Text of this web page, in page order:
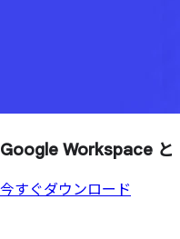
Google Workspace と
今すぐダウンロード